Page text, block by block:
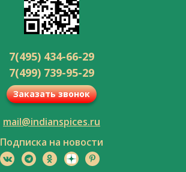
7(495) 434-66-29
7(499) 739-95-29
Заказать звонок
mail@indianspices.ru
Подписка на новости